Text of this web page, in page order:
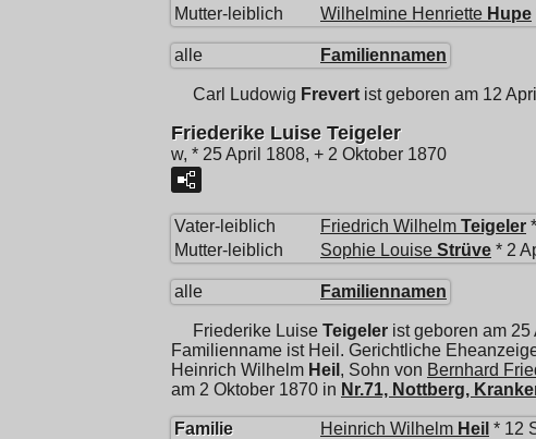
Mutter-leiblich
Wilhelmine Henriette Hupe
alle Familiennamen
Carl Ludowig Frevert ist geboren am 12
Friederike Luise Teigeler
w, * 25 April 1808, + 2 Oktober 1870
Vater-leiblich Friedrich Wilhelm Teigeler
Mutter-leiblich
Sophie Louise Strüve * 2
alle Familiennamen
Friederike Luise Teigeler ist geboren am 25
Familienname ist Heil. Gerichtliche
Heinrich Wilhelm Heil , Sohn von Bernhard
am 2 Oktober 1870 in Nr.71, Nottberg,
Familie Heinrich Wilhelm Heil * 12